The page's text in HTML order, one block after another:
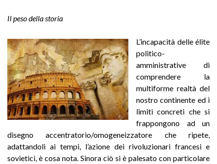
Il peso della storia
L’incapacità delle élite
politico-
amministrative di
comprendere la
multiforme realtà del
nostro continente ed i
limiti concreti che si
frappongono ad un
disegno accentratorio/omogeneizzatore che ripete,
adattandoli ai tempi, l’azione dei rivoluzionari francesi e
sovietici, è cosa nota. Sinora ciò si è palesato con particolare